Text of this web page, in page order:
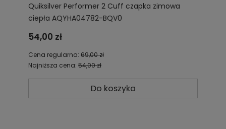
Quiksilver Performer 2 Cuff czapka zimowa
ciepła AQYHA04782-BQV0
54,00 zł
Cena regularna: 69,00 zł
Najniższa cena: 54,00 zł
Do koszyka